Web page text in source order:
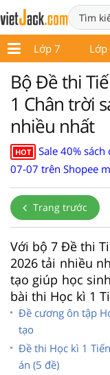
Lớp 7 Lớp
Bộ Đề thi
1 Chân trời
nhiều nhất
HOT
Sale 40%
07-07 trên Shopee
Trang trước
Với bộ 7 Đề thi
2026 tải nhiều
tạo giúp học
bài thi Học kì 1
Đề cương ôn tập
tạo
Đề thi Học kì 1
án (5 đề)